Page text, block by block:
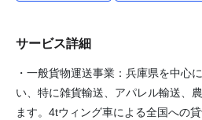
サービス詳細
・一般貨物運送事業：兵庫県を中心
い、特に雑貨輸送、アパレル輸送、
ます。4tウィング車による全国への